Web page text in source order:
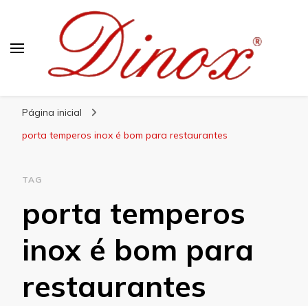
Página inicial
porta temperos inox é bom para restaurantes
TAG
porta temperos
inox é bom para
restaurantes